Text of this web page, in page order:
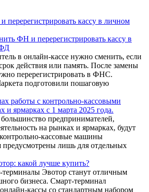
ФН и перерегистрировать кассу в
в онлайн-кассе нужно сменить, если
действия или память. После замены
перерегистрировать в ФНС.
подготовили пошаговую
работы с контрольно-кассовыми
ярмарках с 1 марта 2025 года.
предпринимателей,
на рынках и ярмарках, будут
кассовые машины
лишь для отдельных
какой лучше купить?
Эвотор станут отличным
бизнеса. Смарт-терминал
кассы со стандартным набором